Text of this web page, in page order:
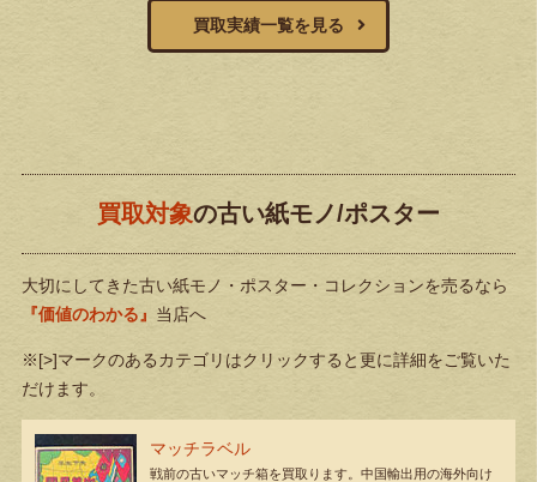
買取実績一覧を見る
買取対象の古い紙モノ/ポスター
大切にしてきた古い紙モノ・ポスター・コレクションを売るなら
『価値のわかる』 当店へ
※[>]マークのあるカテゴリはクリックすると更に詳細をご覧いた
だけます。
マッチラベル
戦前の古いマッチ箱を買取ります。中国輸出用の海外向け